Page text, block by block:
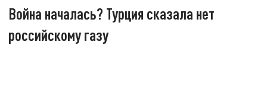
Война началась? Турция сказала нет
российскому газу